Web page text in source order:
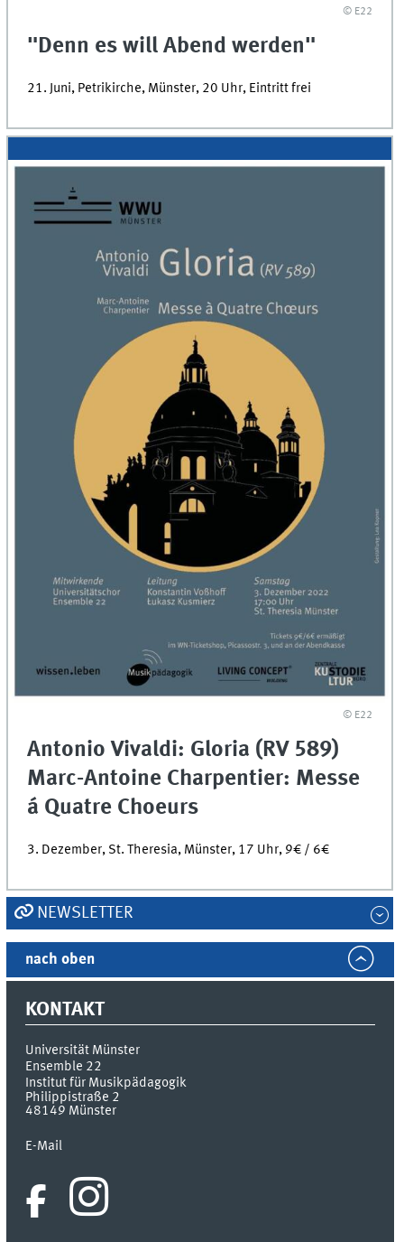
© E22
"Denn es will Abend werden"
21. Juni, Petrikirche, Münster, 20 Uhr, Eintritt frei
© E22
Antonio Vivaldi: Gloria (RV 589)
Marc-Antoine Charpentier: Messe
á Quatre Choeurs
3. Dezember, St. Theresia, Münster, 17 Uhr, 9€ / 6€
NEWSLETTER
nach oben
KONTAKT
Universität Münster
Ensemble 22
Institut für Musikpädagogik
Philippistraße 2
48149 Münster
E-Mail